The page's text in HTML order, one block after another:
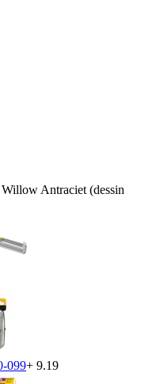
Antraciet (dessin
099+ 9.19